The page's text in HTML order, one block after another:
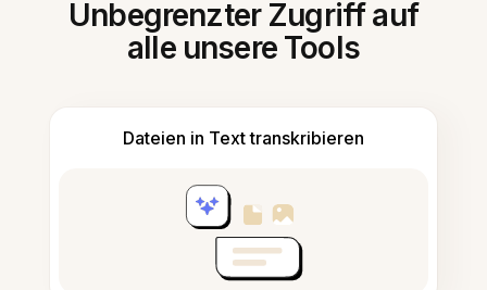
Unbegrenzter Zugriff auf
alle unsere Tools
Dateien in Text transkribieren